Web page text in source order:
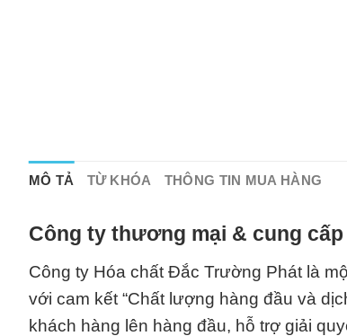
MÔ TẢ TỪ KHÓA THÔNG TIN MUA HÀNG
Công ty thương mại & cung
Công ty Hóa chất Đắc Trường Phát là
với cam kết “Chất lượng hàng đầu và
khách hàng lên hàng đầu, hỗ trợ giải